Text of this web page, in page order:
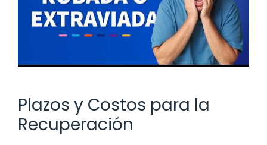
Plazos y Costos para la
Recuperación